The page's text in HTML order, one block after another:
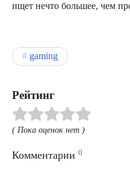
ищет нечто большее, чем
gaming
Рейтинг
( Пока оценок нет )
Комментарии 0